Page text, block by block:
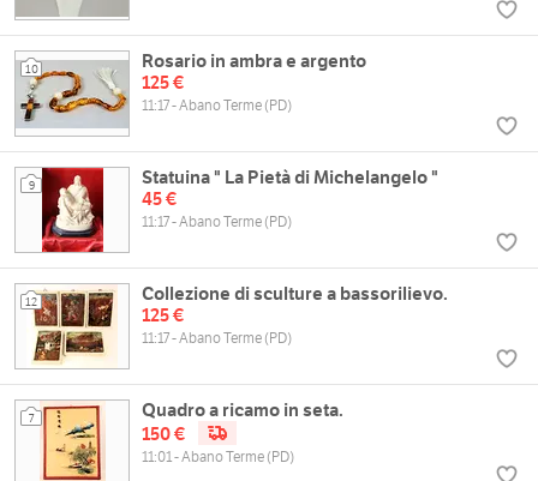
10
Rosario in ambra e argento
125 €
11:17 - Abano Terme (PD)
9
Statuina " La Pietà di Michelangelo "
45 €
11:17 - Abano Terme (PD)
12
Collezione di sculture a bassorilievo.
125 €
11:17 - Abano Terme (PD)
7
Quadro a ricamo in seta.
150 €
11:01 - Abano Terme (PD)